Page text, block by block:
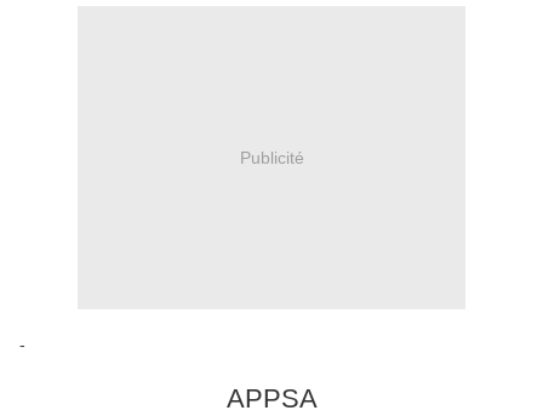
Publicité
-
APPSA